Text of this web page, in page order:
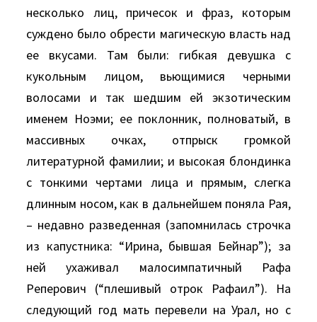
несколько лиц, причесок и фраз, которым
суждено было обрести магическую власть над
ее вкусами. Там были: гибкая девушка с
кукольным лицом, вьющимися черными
волосами и так шедшим ей экзотическим
именем Hоэми; ее поклонник, полноватый, в
массивных очках, отпрыск громкой
литературной фамилии; и высокая блондинка
с тонкими чертами лица и прямым, слегка
длинным носом, как в дальнейшем поняла Рая,
– недавно разведенная (запомнилась строчка
из капустника: “Ирина, бывшая Бейнар”); за
ней ухаживал малосимпатичный Рафа
Реперович (“плешивый отрок Рафаил”). Hа
следующий год мать перевели на Урал, но с